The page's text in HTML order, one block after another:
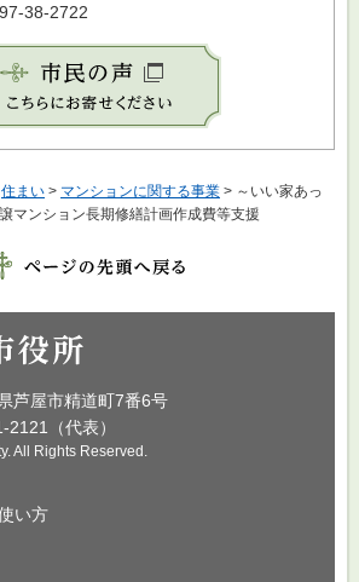
38-2722
住まい > マンションに関する事業 > ～いい家あっ
マンション長期修繕計画作成費等支援
芦屋市精道町7番6号
（代表）
All Rights Reserved.
い方